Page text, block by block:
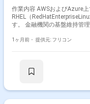
作業内容 AWSおよびAzure
RHEL（
す。 金融機関の基盤維持管
1ヶ月前・ 提供元: フリコン